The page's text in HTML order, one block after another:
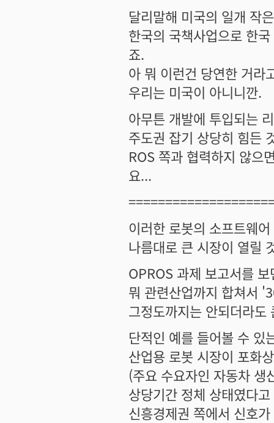
달리말해 미국의 일개 작
한국의 국책사업으로 한
죠.
아 뭐 이런건 당연한 거라
우리는 미국이 아니니깐.
아무튼 개발에 투입되는
주도권 잡기 상당히 힘든
ROS 쪽과 협력하지 않으
요...
이러한 로봇의 소프트웨
나름대로 큰 시장이 열릴
OPROS 과제 보고서를 보
뭐 관련산업까지 합쳐서
그정도까지는 안되더라
단적인 예를 들어볼 수 있
산업용 로봇 시장이 포화
(주요 수요자인 자동차 생
상당기간 정체 상태였다
신흥경제권 쪽에서 신호